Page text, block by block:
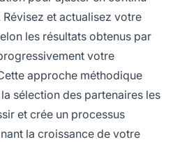
et actualisez votre
les résultats obtenus par
votre
approche méthodique
sélection des partenaires les
et crée un processus
la croissance de votre